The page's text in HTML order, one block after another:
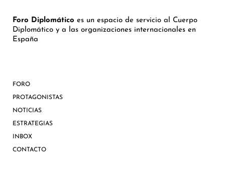
Foro Diplomático es un espacio de servicio al Cuerpo
Diplomático y a las organizaciones internacionales en
España
FORO
PROTAGONISTAS
NOTICIAS
ESTRATEGIAS
INBOX
CONTACTO